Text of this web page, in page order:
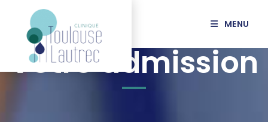
MENU
Votre admission